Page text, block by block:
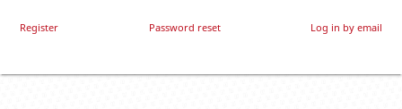
Register Password reset Log in by email